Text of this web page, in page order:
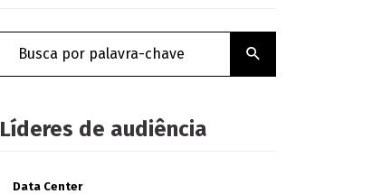
Líderes de audiência
Data Center